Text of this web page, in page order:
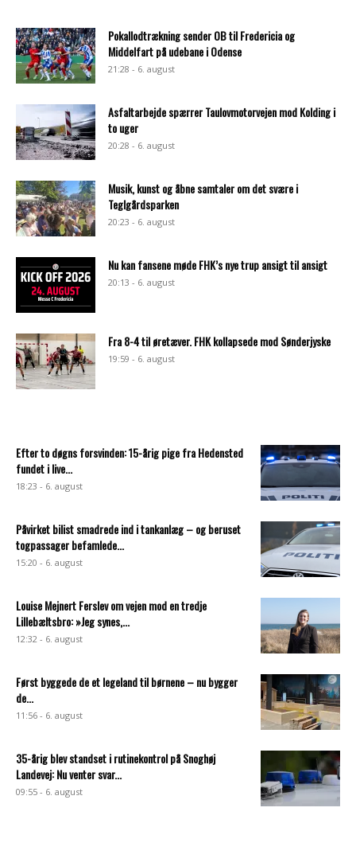
Pokallodtrækning sender OB til Fredericia og
Middelfart på udebane i Odense
21:28 - 6. august
Asfaltarbejde spærrer Taulovmotorvejen mod Kolding i
to uger
20:28 - 6. august
Musik, kunst og åbne samtaler om det svære i
Teglgårdsparken
20:23 - 6. august
Nu kan fansene møde FHK’s nye trup ansigt til ansigt
20:13 - 6. august
Fra 8-4 til øretæver. FHK kollapsede mod Sønderjyske
19:59 - 6. august
Efter to døgns forsvinden: 15-årig pige fra Hedensted
fundet i live...
18:23 - 6. august
Påvirket bilist smadrede ind i tankanlæg – og beruset
togpassager befamlede...
15:20 - 6. august
Louise Mejnert Ferslev om vejen mod en tredje
Lillebæltsbro: »Jeg synes,...
12:32 - 6. august
Først byggede de et legeland til børnene – nu bygger
de...
11:56 - 6. august
35-årig blev standset i rutinekontrol på Snoghøj
Landevej: Nu venter svar...
09:55 - 6. august